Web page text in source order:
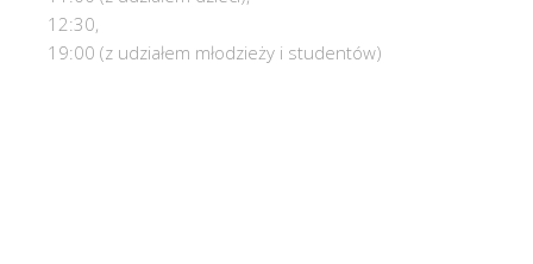
12:30,
19:00 (z udziałem młodzieży i studentów)